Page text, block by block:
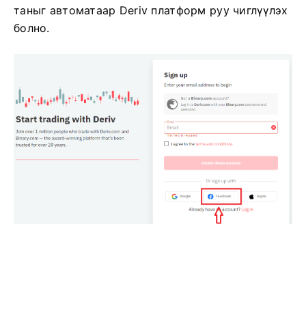
таныг автоматаар Deriv платформ руу чиглүүлэх
болно.